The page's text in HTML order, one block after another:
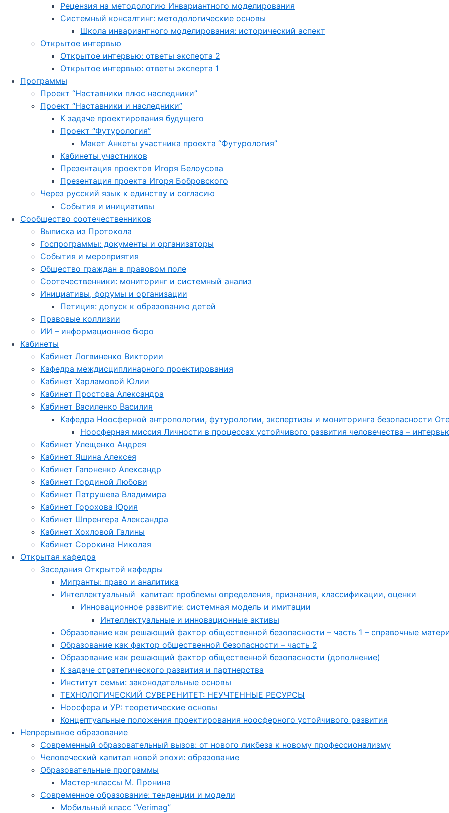
Рецензия на методологию Инвариантного моделирования
Системный консалтинг: методологические основы
Школа инвариантного моделирования: исторический аспект
Открытое интервью
Открытое интервью: ответы эксперта 2
Открытое интервью: ответы эксперта 1
Программы
Проект “Наставники плюс наследники”
Проект “Наставники и наследники”
К задаче проектирования будущего
Проект “Футурология”
Макет Анкеты участника проекта “Футурология”
Кабинеты участников
Презентация проектов Игоря Белоусова
Презентация проекта Игоря Бобровского
Через русский язык к единству и согласию
События и инициативы
Сообщество соотечественников
Выписка из Протокола
Госпрограммы: документы и организаторы
События и мероприятия
Общество граждан в правовом поле
Соотечественники: мониторинг и системный анализ
Инициативы, форумы и организации
Петиция: допуск к образованию детей
Правовые коллизии
ИИ – информационное бюро
Кабинеты
Кабинет Логвиненко Виктории
Кафедра междисциплинарного проектирования
Кабинет Харламовой Юлии
Кабинет Простова Александра
Кабинет Василенко Василия
Кафедра Ноосферной антропологии, футурологии, экспертизы и мониторинга безопасности
Ноосферная миссия Личности в процессах устойчивого развития человечества –
Кабинет Улещенко Андрея
Кабинет Яшина Алексея
Кабинет Гапоненко Александр
Кабинет Гординой Любови
Кабинет Патрушева Владимира
Кабинет Горохова Юрия
Кабинет Шпренгера Александра
Кабинет Хохловой Галины
Кабинет Сорокина Николая
Открытая кафедра
Заседания Открытой кафедры
Мигранты: право и аналитика
Интеллектуальный капитал: проблемы определения, признания, классификации, оценки
Инновационное развитие: системная модель и имитации
Интеллектуальные и инновационные активы
Образование как решающий фактор общественной безопасности – часть 1 – справочные
Образование как фактор общественной безопасности – часть 2
Образование как решающий фактор общественной безопасности (дополнение)
К задаче стратегического развития и партнерства
Институт семьи: законодательные основы
ТЕХНОЛОГИЧЕСКИЙ СУВЕРЕНИТЕТ: НЕУЧТЕННЫЕ РЕСУРСЫ
Ноосфера и УР: теоретические основы
Концептуальные положения проектирования ноосферного устойчивого развития
Непрерывное образование
Современный образовательный вызов: от нового ликбеза к новому профессионализму
Человеческий капитал новой эпохи: образование
Образовательные программы
Мастер-классы М. Пронина
Современное образование: тенденции и модели
Мобильный класс “Verimag”